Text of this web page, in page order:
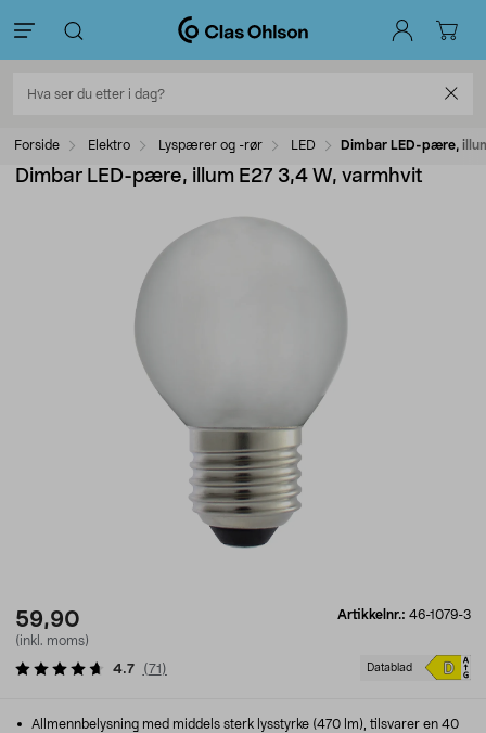
Forside Elektro Lyspærer og -rør LED Dimbar LED-pære,
Dimbar LED-pære, illum E27 3,4 W, varmhvit
59,90
(inkl. moms)
Artikkelnr.: 46-1079-3
Datablad
4.7 (71 )
Allmennbelysning med middels sterk lysstyrke (470 lm), tilsvarer en 40